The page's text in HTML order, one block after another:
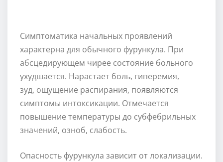
Симптоматика начальных проявлений
характерна для обычного фурункула. При
абсцедирующем чирее состояние больного
ухудшается. Нарастает боль, гиперемия,
зуд, ощущение распирания, появляются
симптомы интоксикации. Отмечается
повышение температуры до субфебрильных
значений, озноб, слабость.
Опасность фурункула зависит от локализации.